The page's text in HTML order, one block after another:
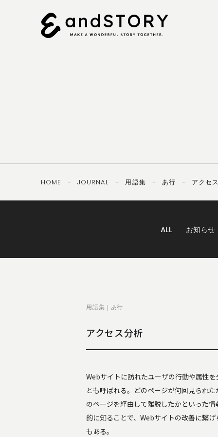
406-8407 OTHERS
PRIVACY SECURITY
HOME － JOURNAL － 用語集 － あ行 － アクセ
ALL お知らせ
用語集｜あ行
アクセス分析
Webサイトに訪れたユーザの行動や属性
とも呼ばれる。どのページが何回見られ
のページを経由して離脱したかといった
的に知ることで、Webサイトの改善に繋
もある。